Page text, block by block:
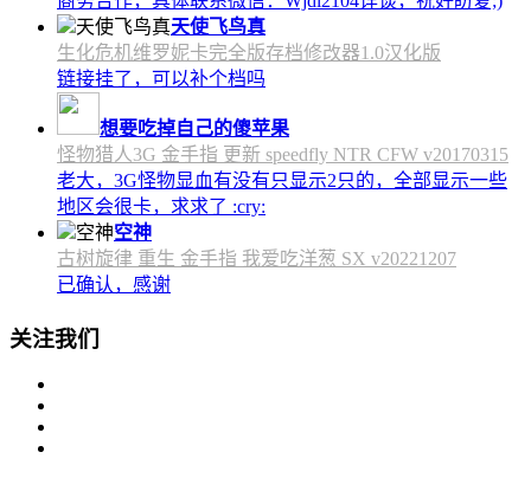
天使飞鸟真
生化危机维罗妮卡完全版存档修改器1.0汉化版
链接挂了，可以补个档吗
想要吃掉自己的傻苹果
怪物猎人3G 金手指 更新 speedfly NTR CFW v20170315
老大，3G怪物显血有没有只显示2只的，全部显示一些
地区会很卡，求求了 :cry:
空神
古树旋律 重生 金手指 我爱吃洋葱 SX v20221207
已确认，感谢
关注我们